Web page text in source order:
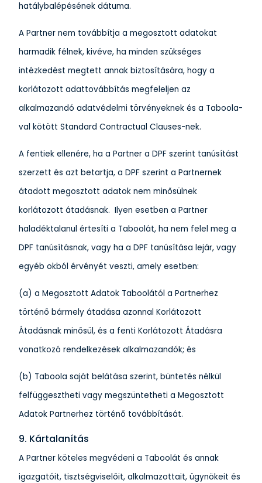
hatálybalépésének dátuma.
A Partner nem továbbítja a megosztott adatokat
harmadik félnek, kivéve, ha minden szükséges
intézkedést megtett annak biztosítására, hogy a
korlátozott adattovábbítás megfeleljen az
alkalmazandó adatvédelmi törvényeknek és a Taboola-
val kötött Standard Contractual Clauses-nek.
A fentiek ellenére, ha a Partner a DPF szerint tanúsítást
szerzett és azt betartja, a DPF szerint a Partnernek
átadott megosztott adatok nem minősülnek
korlátozott átadásnak. Ilyen esetben a Partner
haladéktalanul értesíti a Taboolát, ha nem felel meg a
DPF tanúsításnak, vagy ha a DPF tanúsítása lejár, vagy
egyéb okból érvényét veszti, amely esetben:
(a) a Megosztott Adatok Taboolától a Partnerhez
történő bármely átadása azonnal Korlátozott
Átadásnak minősül, és a fenti Korlátozott Átadásra
vonatkozó rendelkezések alkalmazandók; és
(b) Taboola saját belátása szerint, büntetés nélkül
felfüggesztheti vagy megszüntetheti a Megosztott
Adatok Partnerhez történő továbbítását.
9. Kártalanítás
A Partner köteles megvédeni a Taboolát és annak
igazgatóit, tisztségviselőit, alkalmazottait, ügynökeit és